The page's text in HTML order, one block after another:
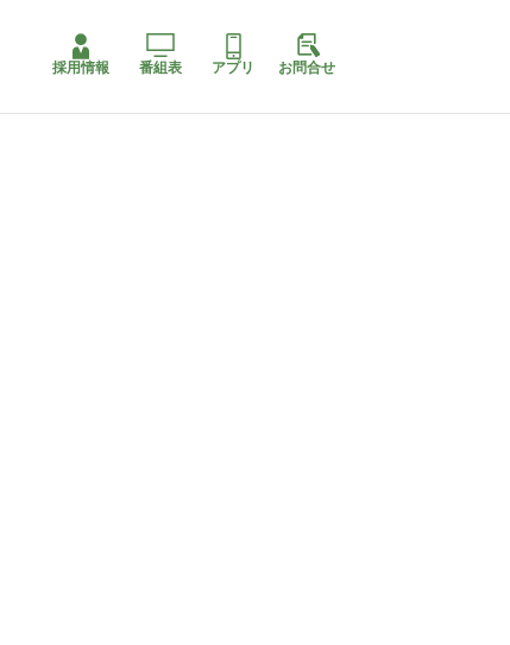
採用情報 番組表 アプリ お問合せ